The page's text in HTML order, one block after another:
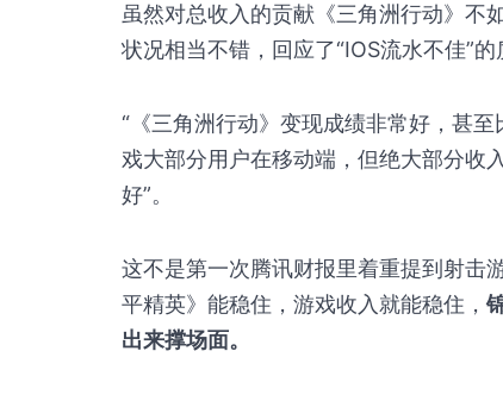
虽然对总收入的贡献《三角洲行动》不
状况相当不错，回应了“IOS流水不佳”的
“《三角洲行动》变现成绩非常好，甚
戏大部分用户在移动端，但绝大部分收
好”。
这不是第一次腾讯财报里着重提到射击
平精英》能稳住，游戏收入就能稳住，
出来撑场面。